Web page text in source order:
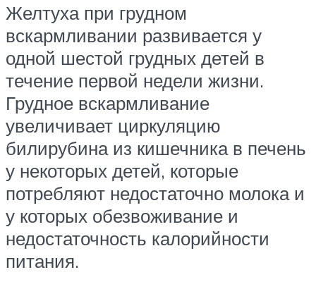
Желтуха при грудном
вскармливании развивается у
одной шестой грудных детей в
течение первой недели жизни.
Грудное вскармливание
увеличивает циркуляцию
билирубина из кишечника в печень
у некоторых детей, которые
потребляют недостаточно молока и
у которых обезвоживание и
недостаточность калорийности
питания.